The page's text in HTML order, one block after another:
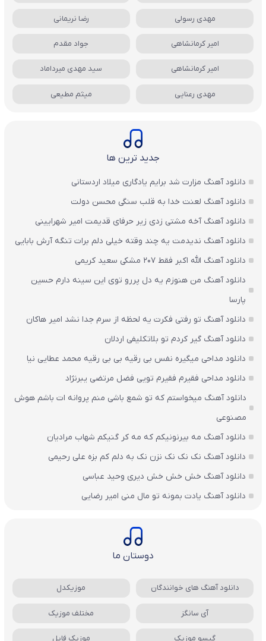
مهدی رسولی رضا نریمانی
امیر کرمانشاهی جواد مقدم
امیر کرمانشاهی سید مهدی میرداماد
مهدی رعنایی میثم مطیعی
جدید ترین ها
دانلود آهنگ مزارت شد برایم یادگاری میلاد اردستانی
دانلود آهنگ لعنت خدا به قلب سنگی محسن دولت
دانلود آهنگ آخه مشتی زدی زیر حرفای قدیمت امیر شهرایینی
دانلود آهنگ ندیدمت یه چند وقته خیلی دلم برات تنگه آرش بابایی
دانلود آهنگ الله اکبر فقط 207 مشکی سعید کریمی
دانلود آهنگ من هنوزم یه دل پررو توی این سینه دارم حسین
پارسا
دانلود آهنگ تو رفتی فکرت یه لحظه از سرم جدا نشد امیر هاکان
دانلود آهنگ گیر کردم تو بلاتکلیفی اردلان
دانلود مداحی میگیره نفس بی رقیه بی بی رقیه محمد عطایی نیا
دانلود مداحی فقیرم فقیرم تویی فضل مرتضی یبرنژاد
دانلود آهنگ میخواستم که تو شمع باشی منم پروانه ات باشم هوش
مصنوعی
دانلود آهنگ مه بیرنونیکم که مه کر گنیکم شهاب مرادیان
دانلود آهنگ نک نک نک نزن نک به دلم کم بزه علی رحیمی
دانلود آهنگ خش خش خش دیری وحید عباسی
دانلود آهنگ یادت بمونه تو مال منی امیر رضایی
دوستان ما
دانلود آهنگ های خوانندگان موزیکدل
آی سانگز مختلف موزیک
گیسو موزیک موزیک فایل